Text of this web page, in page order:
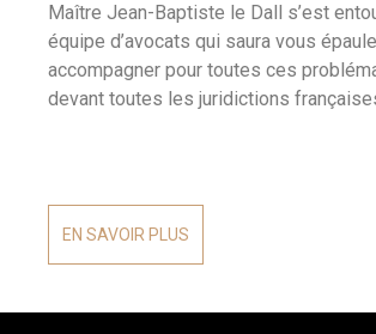
Maître Jean-Baptiste le Dall s’est
équipe d’avocats qui saura vous
accompagner pour toutes ces
devant toutes les juridictions
EN SAVOIR PLUS